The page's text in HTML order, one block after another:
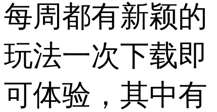
每周都有新颖的
玩法一次下载即
可体验，其中有